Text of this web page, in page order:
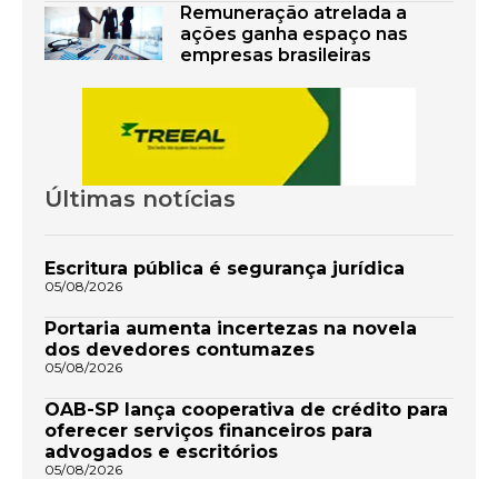
Remuneração atrelada a
ações ganha espaço nas
empresas brasileiras
Últimas notícias
Escritura pública é segurança jurídica
05/08/2026
Portaria aumenta incertezas na novela
dos devedores contumazes
05/08/2026
OAB-SP lança cooperativa de crédito para
oferecer serviços financeiros para
advogados e escritórios
05/08/2026